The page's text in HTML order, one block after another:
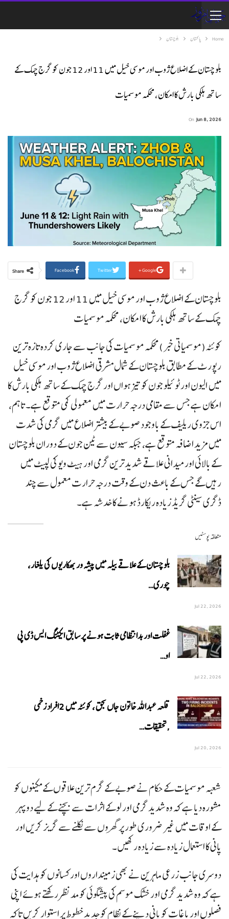
Home پاکستان بلوچستان
بلوچستان کے اضلاع ژوب اور موسی خیل میں 11 اور 12 جون کو گرج چمک کے
ساتھ ہلکی بارش کا امکان، محکمہ موسمیات
On Jun 8, 2026
Share Facebook Twitter Google+
بلوچستان کے اضلاع ژوب اور موسی خیل میں 11 اور 12 جون کو گرج
چمک کے ساتھ ہلکی بارش کا امکان، محکمہ موسمیات
کوئٹہ(موسمیاتی خبر )محکمہ موسمیات کی جانب سے جاری کردہ تازہ ترین
رپورٹ کے مطابق بلوچستان کے شمال مشرقی اضلاع ژوب اور موسی خیل
میں الیون اور ٹوئیلو جون کو تیز ہواں اور گرج چمک کے ساتھ ہلکی بارش کا
امکان ہے جس سے مقامی درجہ حرارت میں معمولی کمی متوقع ہے۔ تاہم،
اس جزوی ریلیف کے باوجود صوبے کے بیشتر اضلاع میں گرمی کی شدت
میں مزید اضافہ متوقع ہے، جبکہ سیون سے ٹین جون کے دوران بلوچستان
کے بالائی اور میدانی علاقے شدید ترین گرمی اور ہیٹ ویو کی لپیٹ میں
رہیں گے جس کے باعث دن کے وقت درجہ حرارت معمول سے چند
ڈگری سینٹی گریڈ زیادہ ریکارڈ ہونے کا خدشہ ہے۔
متعلقہ پوسٹیں
بلوچستان کے علاقے بیلہ میں پیشہ ور بھکاریوں کی یلغار،
چوری…
Jul 22, 2026
غفلت اور بدانتظامی ثابت ہونے پر سابق ایکٹنگ ایس ڈی پی
او…
Jul 22, 2026
قلعہ عبداللہ خاتون جاں بحق ، کوئٹہ میں 2افراد زخمی
,تحقیقات…
Jul 20, 2026
شعبہ موسمیات کے حکام نے صوبے کے گرم ترین علاقوں کے مکینوں کو
مشورہ دیا ہے کہ وہ شدید گرمی اور لو کے اثرات سے بچنے کے لیے دوپہر
کے اوقات میں غیر ضروری طور پر گھروں سے نکلنے سے گریز کریں اور
پانی کا استعمال زیادہ سے زیادہ رکھیں۔
دوسری جانب زرعی ماہرین نے بھی زمینداروں اور کسانوں کو ہدایت کی
ہے کہ وہ شدید گرمی اور خشک موسم کی پیشگوئی کو مدنظر رکھتے ہوئے اپنی
فصلوں اور باغات کو پانی دینے کے نظام کو جدید خطوط پر استوار کریں تاکہ